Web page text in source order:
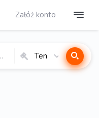
Załóż konto
Ten